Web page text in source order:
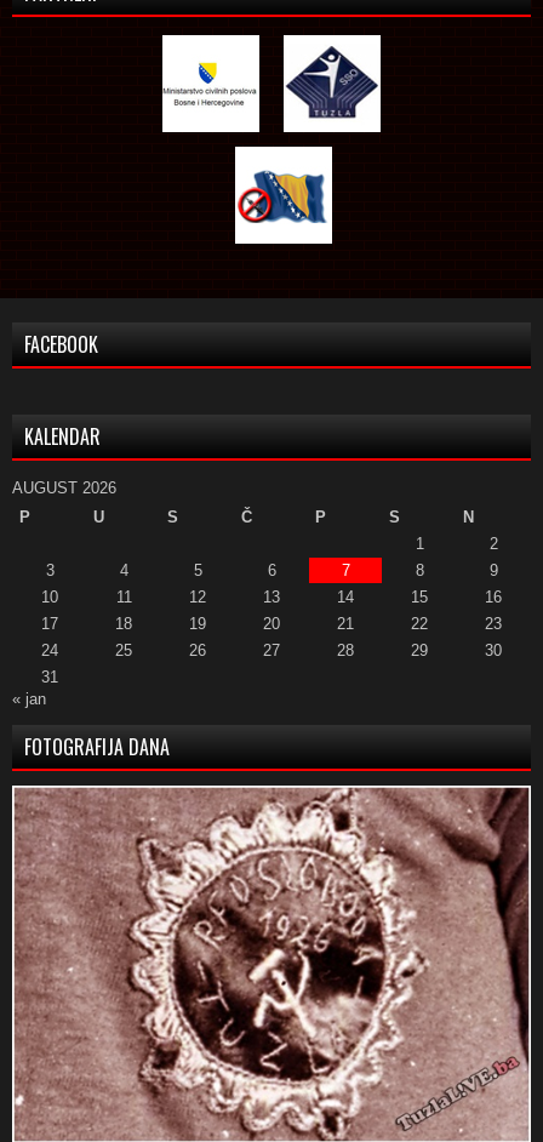
FACEBOOK
KALENDAR
AUGUST 2026
P
U S Č P S
N
1
2
3
4 5 6 7 8
9
10
11 12 13 14 15
16
17
18 19 20 21 22
23
24
25 26 27 28 29
30
31
« jan
FOTOGRAFIJA DANA